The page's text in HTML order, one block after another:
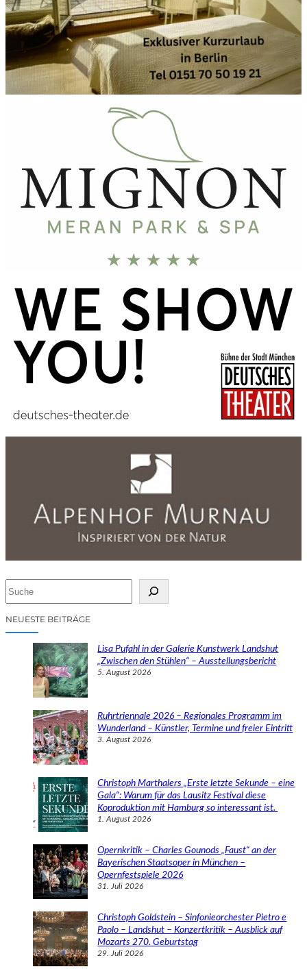
cNEUESTE BEITRÄGE
Lisa Pufahl in der Galerie Kunstwerk Landshut
„Zwischen den Stühlen“ – Ausstellungsbericht
5. August 2026
Ruhrtriennale 2026 – Regionales Programm im
Wunderland – Künstler, Termine und freier Eintritt
3. August 2026
Christoph Marthalers „Erste letzte Sekunde – eine
Gala“: Warum für das Lausitz Festival diese
Koproduktion mit Hamburg so interessant ist.
1. August 2026
Opernkritik – Charles Gounods „Faust“ an der
Bayerischen Staatsoper in München –
Opernfestspiele 2026
31. Juli 2026
Christoph Goldstein – Sinfonieorchester Pietro e
Paolo – Landshut – Konzertkritik – Ausblick auf
Mozarts 270. Geburtstag
29. Juli 2026